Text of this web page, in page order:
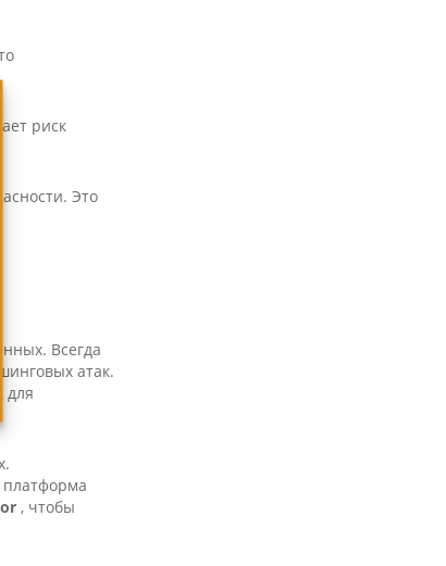
риск
Это
Всегда
атак.
для
, чтобы